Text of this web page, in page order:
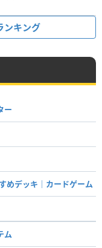
ンキング
ー
めデッキ｜カードゲーム
ム